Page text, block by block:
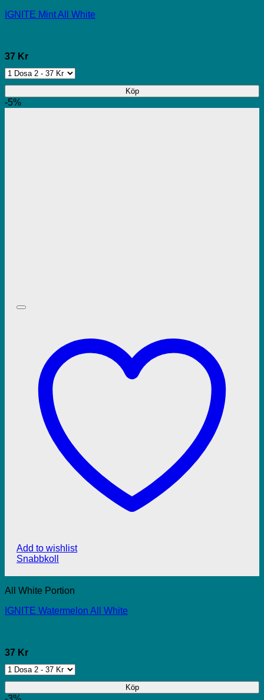
IGNITE Mint All White
37 Kr
Köp
-5%
Add to wishlist
Snabbkoll
All White Portion
IGNITE Watermelon All White
37 Kr
Köp